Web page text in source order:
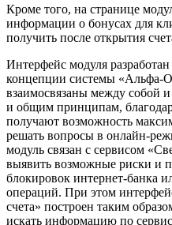
Кроме того, на странице
информации о бонусах для
получить после открытия
Интерфейс модуля
концепции системы «Альфа-
взаимосвязаны между собой
и общим принципам,
получают возможность
решать вопросы в онлайн-
модуль связан с сервисом
выявить возможные риски и
блокировок интернет-банка
операций. При этом
счета» построен таким
искать информацию по